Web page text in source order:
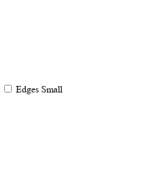
Edges Small